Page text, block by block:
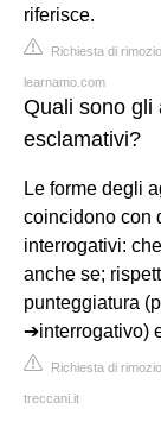
riferisce.
Richiesta di
learnamo.com
Quali sono gli
esclamativi?
Le forme degli
coincidono con
interrogativi:
anche se;
punteggiatura
➔interrogativo)
Richiesta di
treccani.it